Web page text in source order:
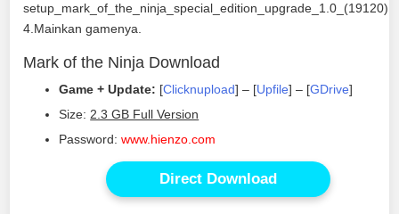
4.Mainkan gamenya.
Mark of the Ninja Download
Game + Update: [Clicknupload] – [Upfile] – [GDrive]
Size:2.3 GB Full Version
Password:www.hienzo.com
Direct Download